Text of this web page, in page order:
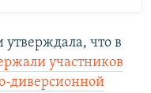
утверждала, что в
участников
диверсионной